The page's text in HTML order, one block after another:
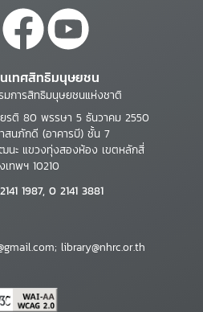
เทศสิทธิมนุษยชน
มการสิทธิมนุษยชนแห่งชาติ
ยรติ 80 พรรษา 5 ธันวาคม 2550
สนภักดี (อาคารบี) ชั้น 7
นะ แขวงทุ่งสองห้อง เขตหลักสี่
เทพฯ 10210
1987, 0 2141 3881
library@nhrc.or.th